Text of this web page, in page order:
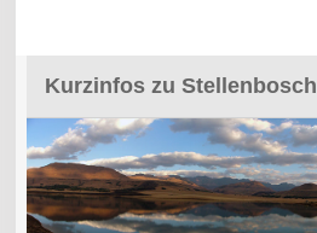
Kurzinfos zu Stellenbosch